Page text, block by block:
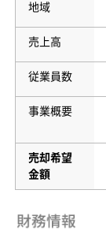
地域
売上高
従業員数
事業概要
売却希望
金額